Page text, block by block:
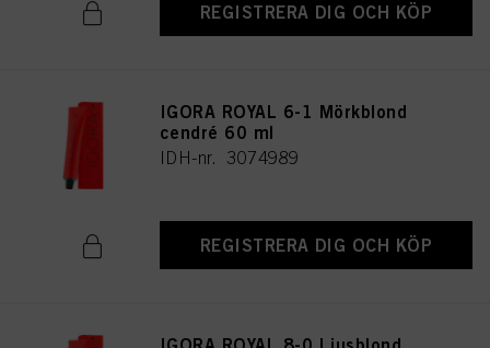
REGISTRERA DIG OCH KÖP
IGORA ROYAL 6-1 Mörkblond
cendré 60 ml
IDH-nr. 3074989
REGISTRERA DIG OCH KÖP